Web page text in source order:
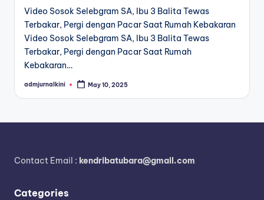
Video Sosok Selebgram SA, Ibu 3 Balita Tewas
Terbakar, Pergi dengan Pacar Saat Rumah Kebakaran
Video Sosok Selebgram SA, Ibu 3 Balita Tewas
Terbakar, Pergi dengan Pacar Saat Rumah
Kebakaran…
Posted
admjurnalkini May 10, 2025
Contact Email : kendribatubara@gmail.com
Categories